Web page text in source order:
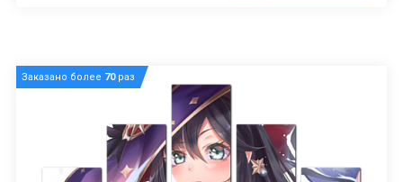
Заказано более 70раз